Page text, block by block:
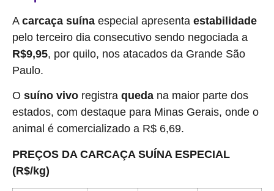
A carcaça suína especial apresenta estabilidade
pelo terceiro dia consecutivo sendo negociada a
R$9,95, por quilo, nos atacados da Grande São
Paulo.
O suíno vivo registra queda na maior parte dos
estados, com destaque para Minas Gerais, onde o
animal é comercializado a R$ 6,69.
PREÇOS DA CARCAÇA SUÍNA ESPECIAL
(R$/kg)